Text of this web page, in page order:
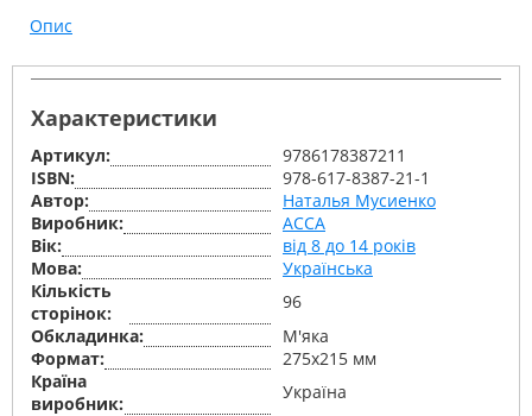
Опис
Характеристики
Артикул:
9786178387211
ISBN:
978-617-8387-21-1
Автор:
Наталья Мусиенко
Виробник:
АССА
Вік:
від 8 до 14 років
Мова:
Українська
Кількість
сторінок:
96
Обкладинка:
М'яка
Формат:
275х215 мм
Країна
виробник:
Україна